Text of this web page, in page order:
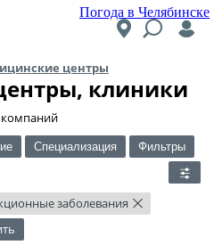
Погода в Челябинске
центры
клиники
Специализация Фильтры
заболевания ×